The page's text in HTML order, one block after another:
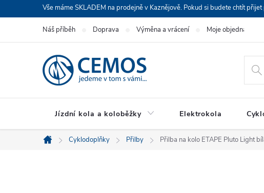
na
Vše máme SKLADEM na prodejně v Kaznějově. Pokud si budete chtít
Náš příběh Doprava Výměna a vrácení Moje objednávka
Jízdní kola a koloběžky Elektrokola
Domů
Cyklodoplňky Přilby Přilba na kolo ETAPE Pluto Light